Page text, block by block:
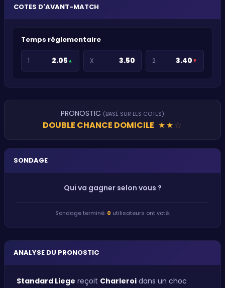
COTES D'AVANT-MATCH
Temps réglementaire
1 2.05 ▲ X 3.50 2 3.40 ▼
PRONOSTIC (BASÉ SUR LES COTES)
DOUBLE CHANCE DOMICILE ★★★
SONDAGE
Qui va gagner selon vous ?
Sondage terminé. 0 utilisateurs ont voté.
ANALYSE DU PRONOSTIC
Standard Liege reçoit Charleroi dans un choc